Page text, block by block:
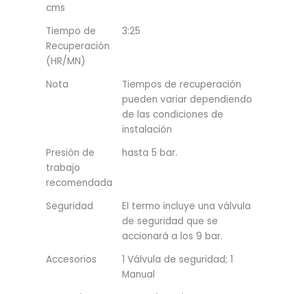
cms
Tiempo de
Recuperación
(HR/MN)
3:25
Nota
Tiempos de recuperación
pueden variar dependiendo
de las condiciones de
instalación
Presión de
trabajo
recomendada
hasta 5 bar.
Seguridad
El termo incluye una válvula
de seguridad que se
accionará a los 9 bar.
Accesorios
1 Válvula de seguridad; 1
Manual